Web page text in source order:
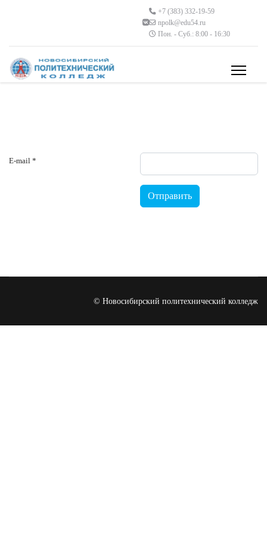
+7 (383) 332-19-59
npolk@edu54.ru
Пон. - Суб.: 8:00 - 16:30
E-mail *
Отправить
© Новосибирский политехнический колледж